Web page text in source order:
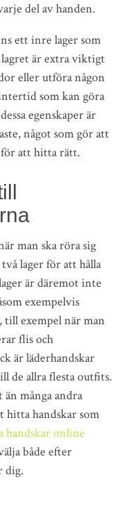
del av handen.
ett inre lager som
är extra viktigt
eller utföra någon
som kan göra
egenskaper är
något som gör att
för att hitta rätt.
man ska röra sig
lager för att hålla
är däremot inte
exempelvis
exempel när man
flis och
är läderhandskar
de allra flesta outfits.
många andra
hitta handskar som
handskar online
både efter
dig.